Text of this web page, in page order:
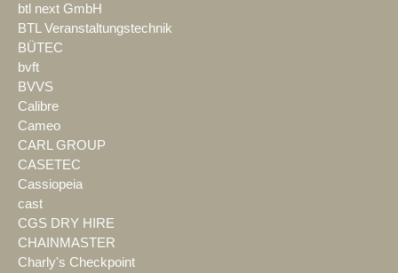
btl next GmbH
BTL Veranstaltungstechnik
BÜTEC
bvft
BVVS
Calibre
Cameo
CARL GROUP
CASETEC
Cassiopeia
cast
CGS DRY HIRE
CHAINMASTER
Charly's Checkpoint